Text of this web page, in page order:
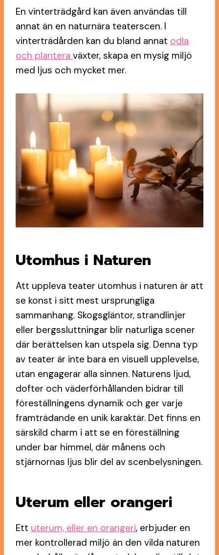
En vinterträdgård kan även användas till
annat än en naturnära teaterscen. I
vinterträdården kan du bland annat odla
och plantera växter, skapa en mysig miljö
med ljus och mycket mer.
Utomhus i Naturen
Att uppleva teater utomhus i naturen är att
se konst i sitt mest ursprungliga
sammanhang. Skogsgläntor, strandlinjer
eller bergssluttningar blir naturliga scener
där berättelsen kan utspela sig. Denna typ
av teater är inte bara en visuell upplevelse,
utan engagerar alla sinnen. Naturens ljud,
dofter och väderförhållanden bidrar till
föreställningens dynamik och ger varje
framträdande en unik karaktär. Det finns en
särskild charm i att se en föreställning
under bar himmel, där månens och
stjärnornas ljus blir del av scenbelysningen.
Uterum eller orangeri
Ett uterum, eller en orangeri, erbjuder en
mer kontrollerad miljö än den vilda naturen